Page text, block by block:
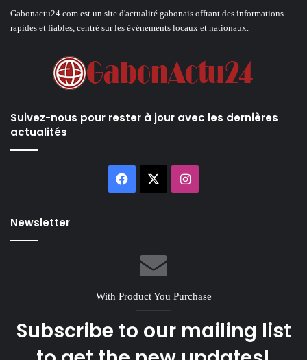
Gabonactu24.com est un site d'actualité gabonais offrant des informations
rapides et fiables, centré sur les événements locaux et nationaux.
Suivez-nous pour rester à jour avec les dernières
actualités
Facebook Instagram
Newsletter
With Product You Purchase
Subscribe to our mailing list